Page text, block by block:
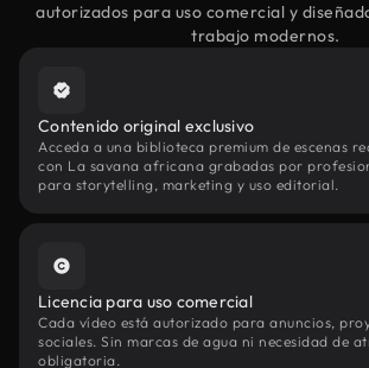
autorizados para uso comercial y
trabajo modernos.
Contenido original exclusivo
Acceda a una biblioteca premium de escenas
con La savana africana grabadas por
para storytelling, marketing y uso editorial.
Licencia para uso comercial
Cada vídeo está autorizado para anuncios,
sociales. Sin marcas de agua ni necesidad de
obligatoria.